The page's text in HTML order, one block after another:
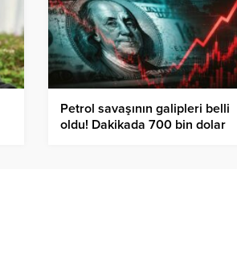
Petrol savaşının galipleri belli
oldu! Dakikada 700 bin dolar